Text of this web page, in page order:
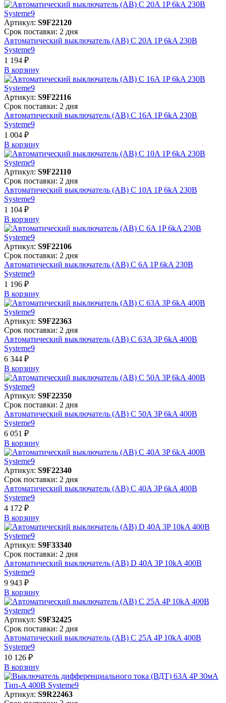
Артикул: S9F22120
Срок поставки: 2 дня
Автоматический выключатель (АВ) C 20A 1P 6kA 230В
Systeme9
1 194 ₽
В корзинy
Артикул: S9F22116
Срок поставки: 2 дня
Автоматический выключатель (АВ) C 16A 1P 6kA 230В
Systeme9
1 004 ₽
В корзинy
Артикул: S9F22110
Срок поставки: 2 дня
Автоматический выключатель (АВ) C 10A 1P 6kA 230В
Systeme9
1 104 ₽
В корзинy
Артикул: S9F22106
Срок поставки: 2 дня
Автоматический выключатель (АВ) C 6A 1P 6kA 230В
Systeme9
1 196 ₽
В корзинy
Артикул: S9F22363
Срок поставки: 2 дня
Автоматический выключатель (АВ) C 63A 3P 6kA 400В
Systeme9
6 344 ₽
В корзинy
Артикул: S9F22350
Срок поставки: 2 дня
Автоматический выключатель (АВ) C 50A 3P 6kA 400В
Systeme9
6 051 ₽
В корзинy
Артикул: S9F22340
Срок поставки: 2 дня
Автоматический выключатель (АВ) C 40A 3P 6kA 400В
Systeme9
4 172 ₽
В корзинy
Артикул: S9F33340
Срок поставки: 2 дня
Автоматический выключатель (АВ) D 40A 3P 10kA 400В
Systeme9
9 943 ₽
В корзинy
Артикул: S9F32425
Срок поставки: 2 дня
Автоматический выключатель (АВ) C 25A 4P 10kA 400В
Systeme9
10 126 ₽
В корзинy
Артикул: S9R22463